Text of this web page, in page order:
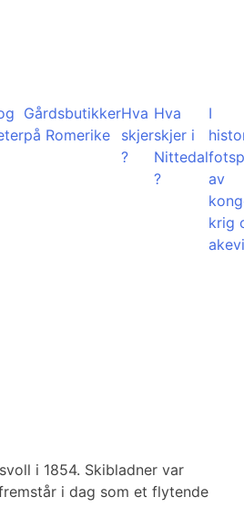
Gårdsbutikker
på Romerike
Hva
skjer
?
Hva
skjer i
Nittedal
?
I
av
krig
i 1854. Skibladner var
i dag som et flytende